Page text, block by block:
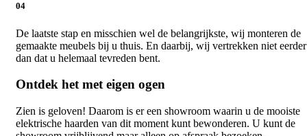
04
De laatste stap en misschien wel de belangrijkste, wij monteren de
gemaakte meubels bij u thuis. En daarbij, wij vertrekken niet eerder
dan dat u helemaal tevreden bent.
Ontdek het met eigen ogen
Zien is geloven! Daarom is er een showroom waarin u de mooiste
elektrische haarden van dit moment kunt bewonderen. U kunt de